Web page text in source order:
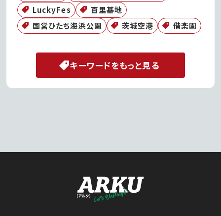
LuckyFes
百里基地
国営ひたち海浜公園
茨城空港 偕楽園
キーワードをもっと見る